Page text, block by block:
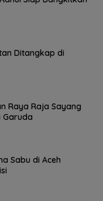
Ditangkap di
Raya Raja Sayang
Garuda
Sabu di Aceh